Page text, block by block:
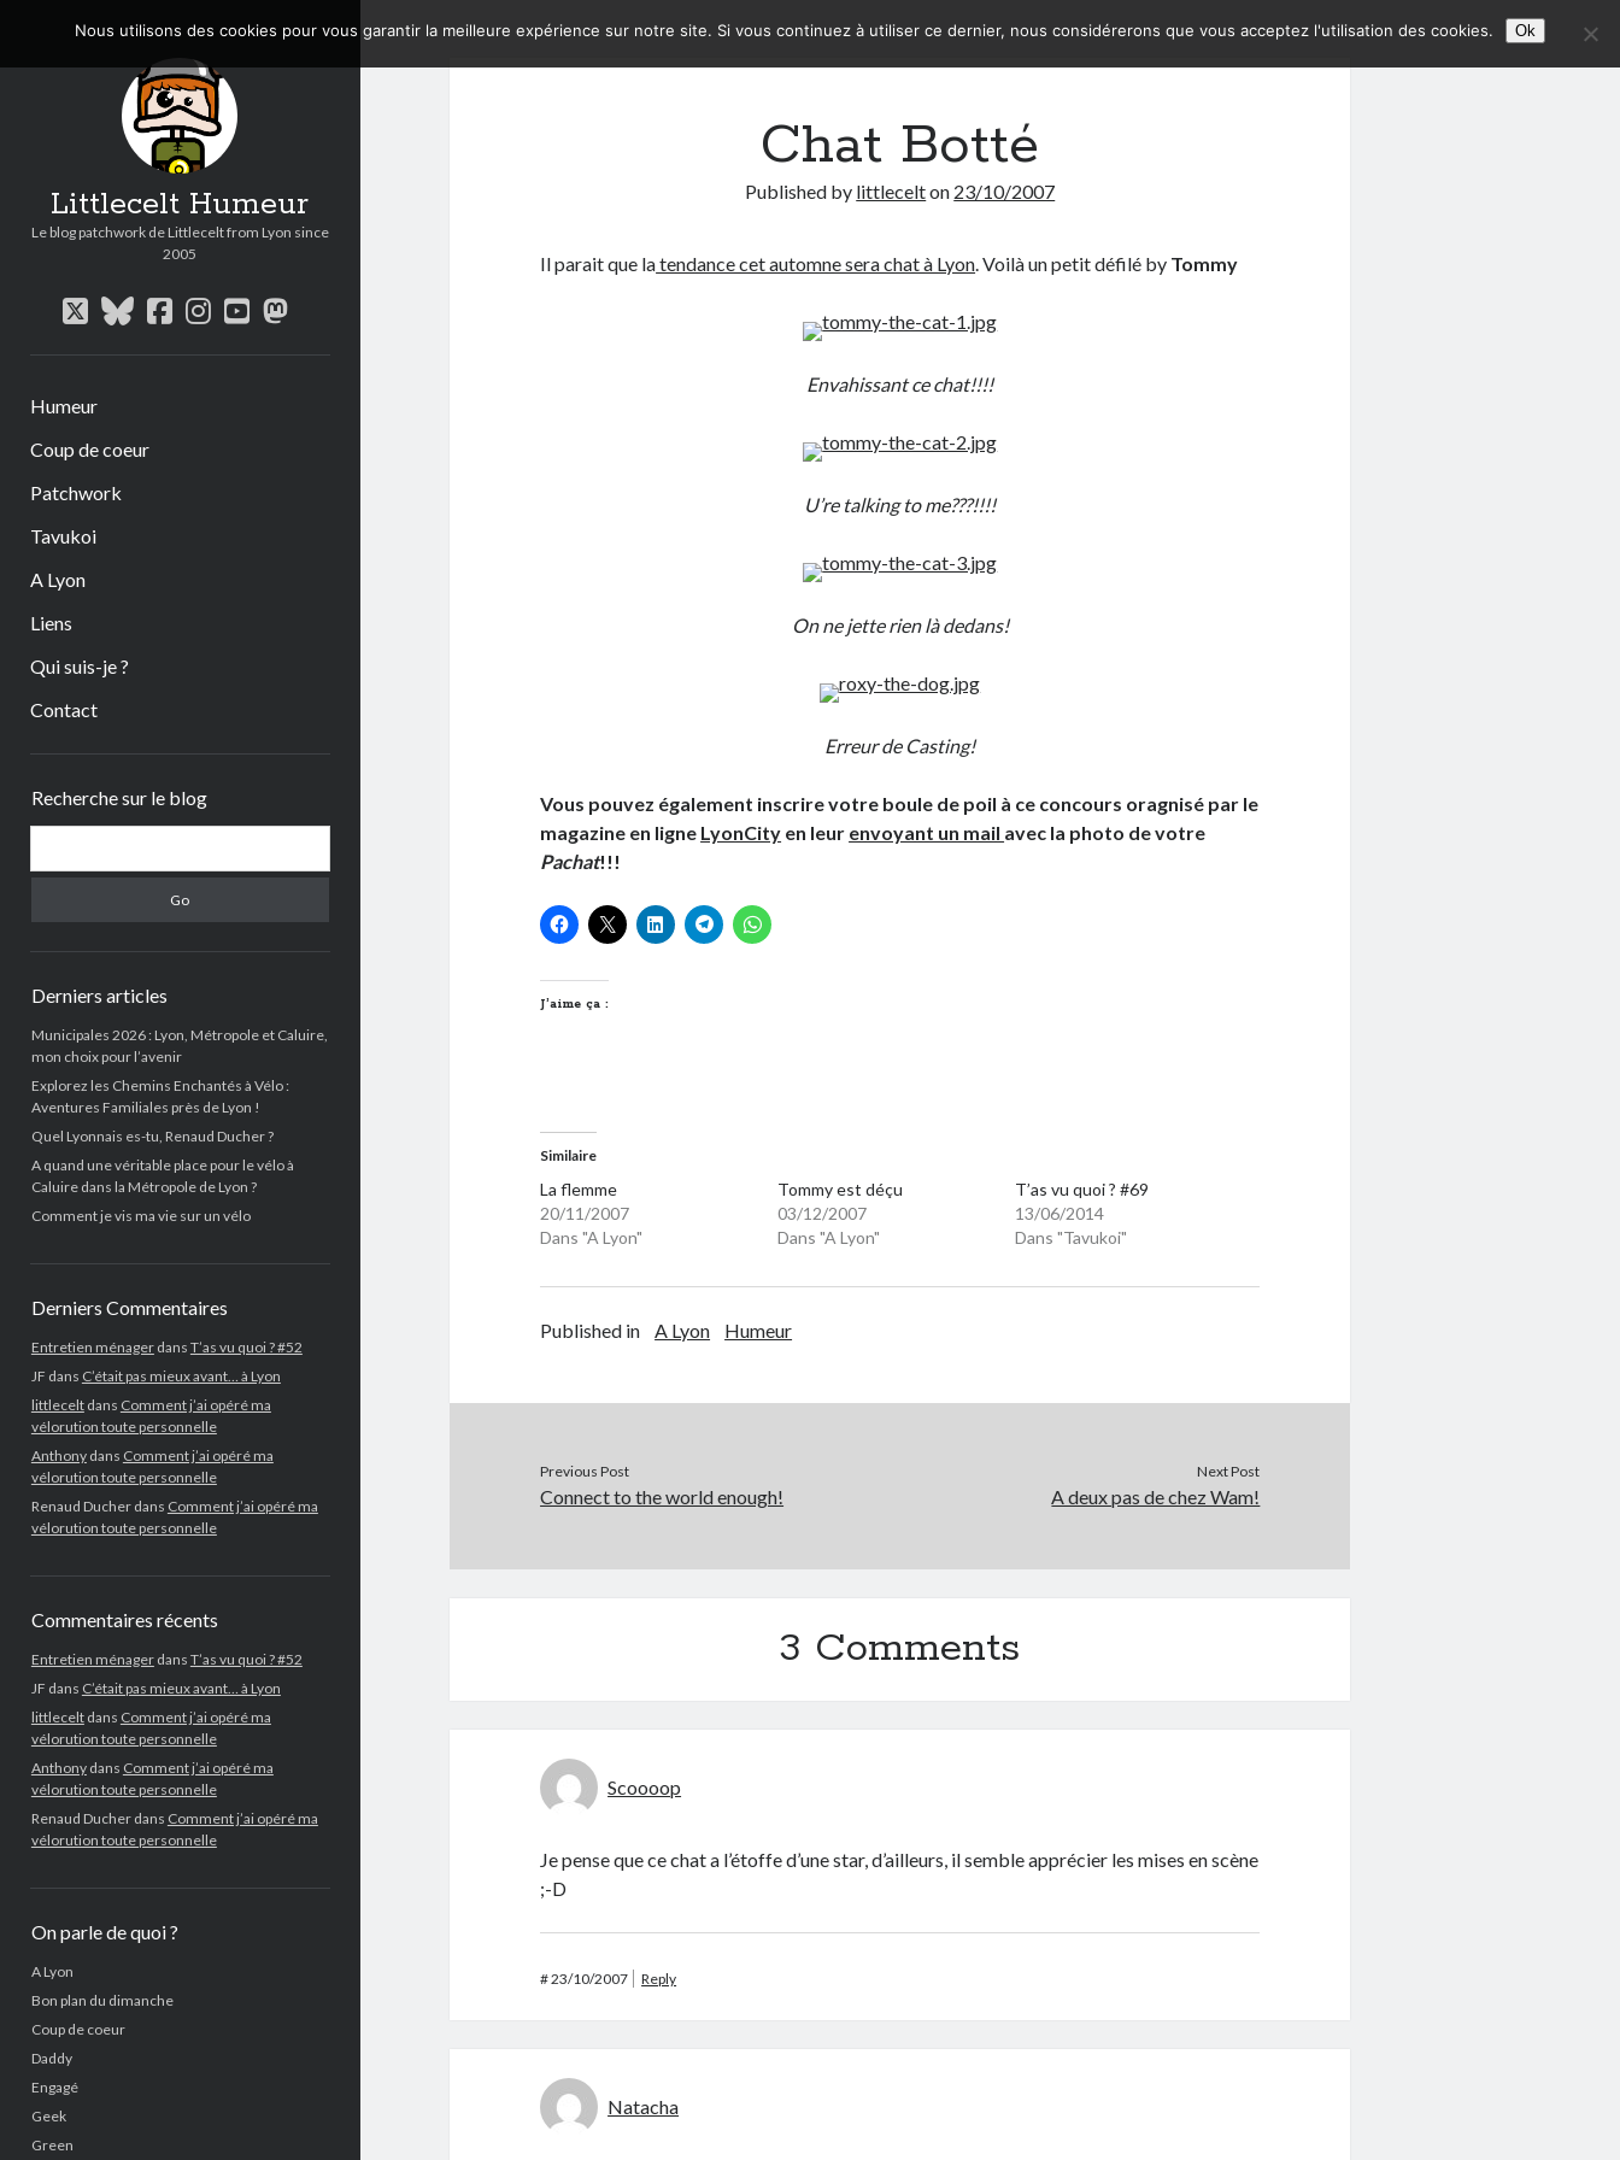
Littlecelt Humeur
Le blog patchwork de Littlecelt from Lyon since
2005
twitterbluesky
facebook
instagram
youtube
mastodon
Humeur
Coup de coeur
Patchwork
Tavukoi
A Lyon
Liens
Qui suis-je ?
Contact
Recherche sur le blog
Derniers articles
Municipales 2026 : Lyon, Métropole et Caluire,
mon choix pour l’avenir
Explorez les Chemins Enchantés à Vélo :
Aventures Familiales près de Lyon !
Quel Lyonnais es-tu, Renaud Ducher ?
A quand une véritable place pour le vélo à
Caluire dans la Métropole de Lyon ?
Comment je vis ma vie sur un vélo
Derniers Commentaires
Entretien ménagerdans T’as vu quoi ? #52
JF dans C’était pas mieux avant… à Lyon
littleceltdans Comment j’ai opéré ma
vélorution toute personnelle
Anthonydans Comment j’ai opéré ma
vélorution toute personnelle
Renaud Ducherdans Comment j’ai opéré ma
vélorution toute personnelle
Commentaires récents
Entretien ménagerdans T’as vu quoi ? #52
JF dans C’était pas mieux avant… à Lyon
littleceltdans Comment j’ai opéré ma
vélorution toute personnelle
Anthonydans Comment j’ai opéré ma
vélorution toute personnelle
Renaud Ducherdans Comment j’ai opéré ma
vélorution toute personnelle
On parle de quoi ?
A Lyon
Bon plan du dimanche
Coup de coeur
Daddy
Engagé
Geek
Green
Chat Botté
Published by littlecelton 23/10/2007
Il parait que latendance cet automne sera chat à Lyon. Voilà un petit défilé by Tommy
Envahissant ce chat!!!!
U’re talking to me???!!!!
On ne jette rien là dedans!
Erreur de Casting!
Vous pouvez également inscrire votre boule de poil à ce concours oragnisé par le
magazine en ligne LyonCity en leur envoyant un mail avec la photo de votre
Pachat!!!
J’aime ça :
Similaire
La flemme
20/11/2007
Dans "A Lyon"
Tommy est déçu
03/12/2007
Dans "A Lyon"
T’as vu quoi ? #69
13/06/2014
Dans "Tavukoi"
Published in A Lyon Humeur
Previous Post
Connect to the world enough!
Next Post
A deux pas de chez Wam!
3 Comments
Scoooop
Je pense que ce chat a l’étoffe d’une star, d’ailleurs, il semble apprécier les mises en scène
;-D
#23/10/2007 Reply
Natacha
Nous utilisons des cookies pour vous garantir la meilleure expérience sur notre site. Si vous continuez à utiliser ce dernier, nous considérerons que vous acceptez l'utilisation des cookies. Ok